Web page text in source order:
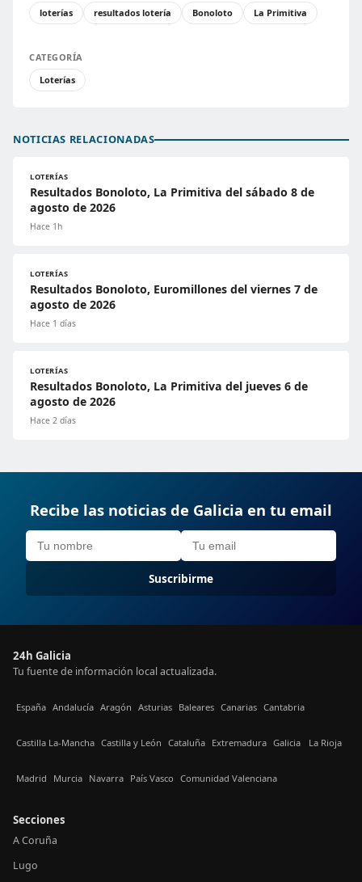
loterías
resultados lotería Bonoloto La Primitiva
CATEGORÍA
Loterías
NOTICIAS RELACIONADAS
LOTERÍAS
Resultados Bonoloto, La Primitiva del sábado 8 de
agosto de 2026
Hace 1h
LOTERÍAS
Resultados Bonoloto, Euromillones del viernes 7 de
agosto de 2026
Hace 1 días
LOTERÍAS
Resultados Bonoloto, La Primitiva del jueves 6 de
agosto de 2026
Hace 2 días
Recibe las noticias de Galicia en tu email
Suscribirme
24h Galicia
Tu fuente de información local actualizada.
España Andalucía Aragón Asturias Baleares Canarias Cantabria
Castilla La-Mancha Castilla y León Cataluña Extremadura Galicia La Rioja
Madrid Murcia Navarra País Vasco Comunidad Valenciana
Secciones
A Coruña
Lugo